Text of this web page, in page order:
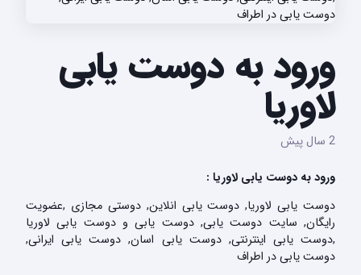
ورود به دوست یابی
لاوریا
2 سال پیش
ورود به دوست یابی لاوریا :
دوست یابی لاوریا, دوست یابی انلاین, دوستی مجازی ,عضویت
رایگان, سایت دوست یابی, دوست یابی و دوست یابی لاوریا
,دوست یابی اینترنتی, دوست یابی اسان, دوست یابی ایرانی,
دوست یابی در اطراف